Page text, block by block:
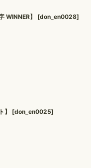
WINNER】 [don_en0028]
[don_en0025]